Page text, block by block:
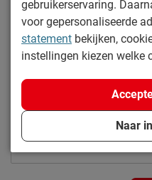
Naam
Locatie
gebruikerservaring.
voor gepersonaliseerde
statement bekijken,
instellingen kiezen welke
Naar